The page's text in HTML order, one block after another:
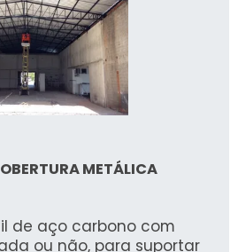
METÁLICA
de aço carbono com
ou não, para suportar